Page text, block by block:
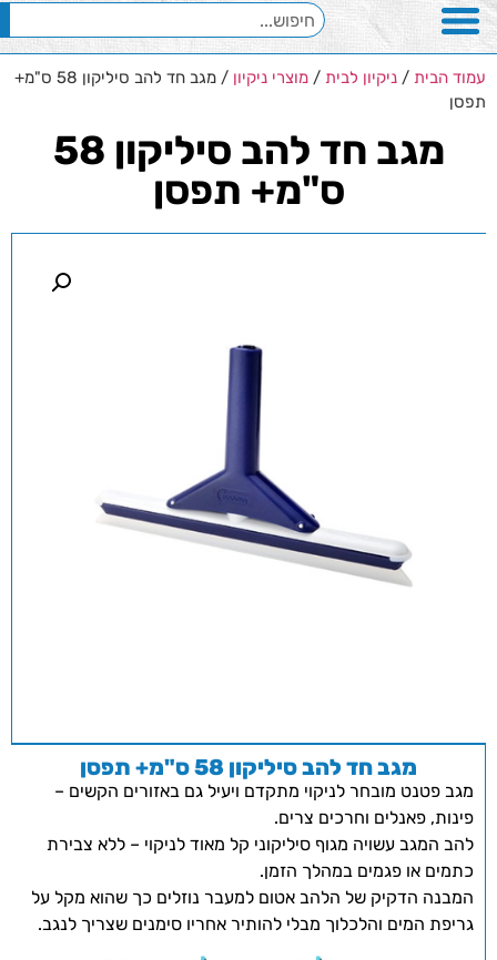
עמוד הבית / ניקיון לבית / מוצרי ניקיון
/ מגב חד להב סיליקון 58 ס"מ+
תפסן
מגב חד להב סיליקון 58
ס"מ+ תפסן
מגב חד להב סיליקון 58 ס"מ+ תפסן
מגב פטנט מובחר לניקוי מתקדם ויעיל גם באזורים הקשים –
פינות, פאנלים וחרכים צרים.
להב המגב עשויה מגוף סיליקוני קל מאוד לניקוי – ללא צבירת
כתמים או פגמים במהלך הזמן.
המבנה הדקיק של הלהב אטום למעבר נוזלים כך שהוא מקל על
גריפת המים והלכלוך מבלי להותיר אחריו סימנים שצריך לנגב.